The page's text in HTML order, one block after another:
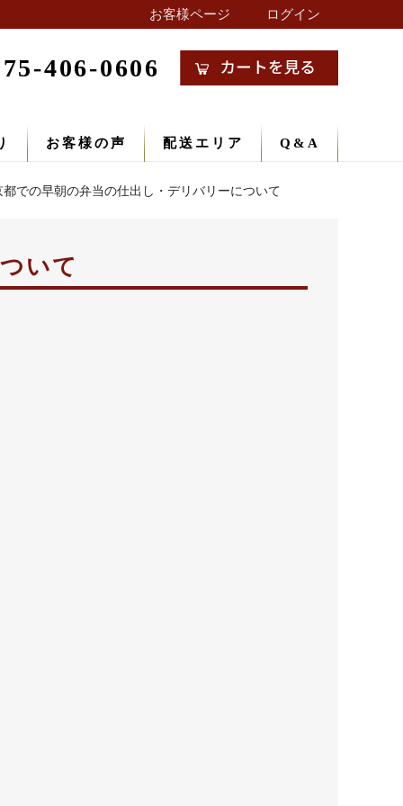
お客様ページ ログイン
406-0606
お客様の声 配送エリア Q&A
都での早朝の弁当の仕出し・デリバリーについて
いて